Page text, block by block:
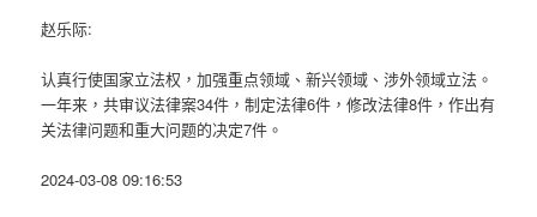
赵乐际:
认真行使国家立法权，加强重点领域、新兴领域、涉外领域立法。
一年来，共审议法律案34件，制定法律6件，修改法律8件，作出有
关法律问题和重大问题的决定7件。
2024-03-08 09:16:53